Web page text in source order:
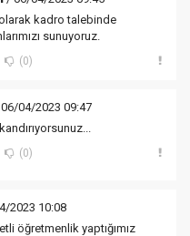
kadro talebinde
sunuyoruz.
(0)
04/2023 09:47
(0)
2023 10:08
öğretmenlik yaptığımız